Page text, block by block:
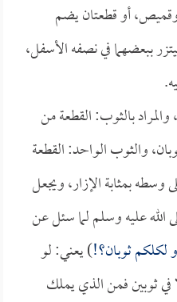
وقميص، أو قطعتان يضم
ببعضهما في نصفه الأسفل،
بالثوب: القطعة من
والثوب الواحد: القطعة
وسطه بمثابة الإزار، ويجعل
الله عليه وسلم لما سئل عن
لكلكم ثوبان؟!) يعني: لو
في ثوبين فمن الذي يملك